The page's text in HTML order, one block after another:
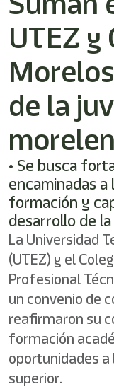
UTEZ y
de la
• Se busca
encaminadas
formación y
desarrollo de
La Universidad
(UTEZ) y el
Profesional
un convenio de
reafirmaron su
formación
oportunidades a
superior.